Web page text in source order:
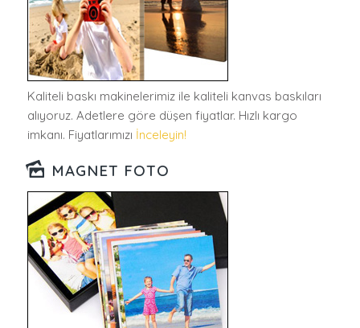
Kaliteli baskı makinelerimiz ile kaliteli kanvas baskıları
alıyoruz. Adetlere göre düşen fiyatlar. Hızlı kargo
imkanı. Fiyatlarımızı İnceleyin!
MAGNET FOTO